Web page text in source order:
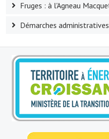
Fruges : à l'Agneau
Démarches administratives